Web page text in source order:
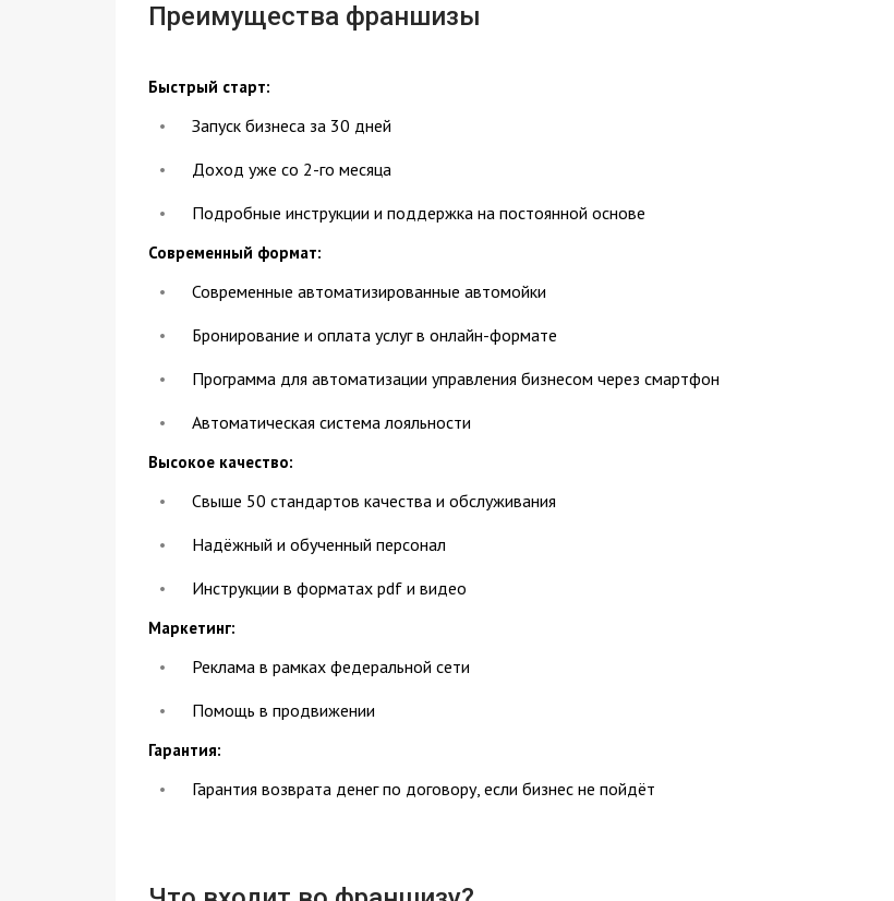
Преимущества франшизы
Быстрый старт:
Запуск бизнеса за 30 дней
Доход уже со 2-го месяца
Подробные инструкции и поддержка на постоянной основе
Современный формат:
Современные автоматизированные автомойки
Бронирование и оплата услуг в онлайн-формате
Программа для автоматизации управления бизнесом через смартфон
Автоматическая система лояльности
Высокое качество:
Свыше 50 стандартов качества и обслуживания
Надёжный и обученный персонал
Инструкции в форматах pdf и видео
Маркетинг:
Реклама в рамках федеральной сети
Помощь в продвижении
Гарантия:
Гарантия возврата денег по договору, если бизнес не пойдёт